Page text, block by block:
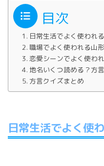
目次
日常生活でよく使われ
職場でよく使われる山
恋愛シーンでよく使わ
地名いくつ読める？方
方言クイズまとめ
日常生活でよく使